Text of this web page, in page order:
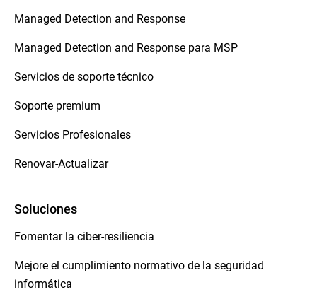
Managed Detection and Response
Managed Detection and Response para MSP
Servicios de soporte técnico
Soporte premium
Servicios Profesionales
Renovar-Actualizar
Soluciones
Fomentar la ciber-resiliencia
Mejore el cumplimiento normativo de la seguridad
informática